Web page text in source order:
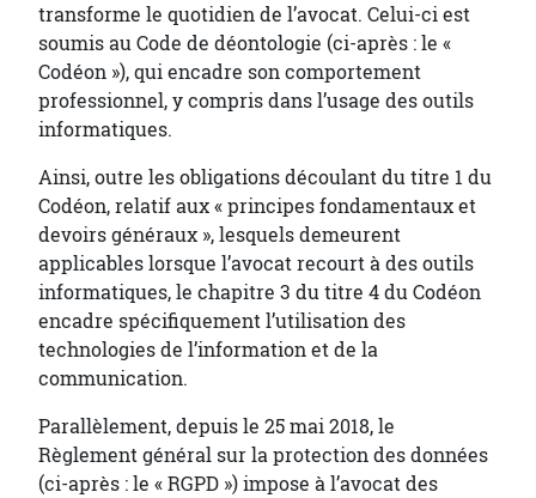
transforme le quotidien de l’avocat. Celui-ci est
soumis au Code de déontologie (ci-après : le «
Codéon »), qui encadre son comportement
professionnel, y compris dans l’usage des outils
informatiques.
Ainsi, outre les obligations découlant du titre 1 du
Codéon, relatif aux « principes fondamentaux et
devoirs généraux », lesquels demeurent
applicables lorsque l’avocat recourt à des outils
informatiques, le chapitre 3 du titre 4 du Codéon
encadre spécifiquement l’utilisation des
technologies de l’information et de la
communication.
Parallèlement, depuis le 25 mai 2018, le
Règlement général sur la protection des données
(ci-après : le « RGPD ») impose à l’avocat des